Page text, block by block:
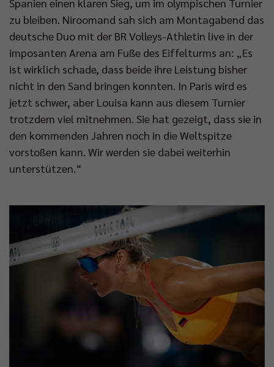
Spanien einen klaren Sieg, um im olympischen Turnier
zu bleiben. Niroomand sah sich am Montagabend das
deutsche Duo mit der BR Volleys-Athletin live in der
imposanten Arena am Fuße des Eiffelturms an: „Es
ist wirklich schade, dass beide ihre Leistung bisher
nicht in den Sand bringen konnten. In Paris wird es
jetzt schwer, aber Louisa kann aus diesem Turnier
trotzdem viel mitnehmen. Sie hat gezeigt, dass sie in
den kommenden Jahren noch in die Weltspitze
vorstoßen kann. Wir werden sie dabei weiterhin
unterstützen.“